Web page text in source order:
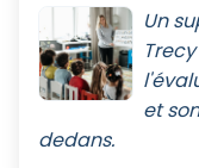
Un
et
dedans.